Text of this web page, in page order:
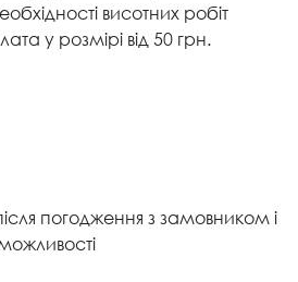
висотних робіт
у розмірі від 50 грн.
погодження з замовником і